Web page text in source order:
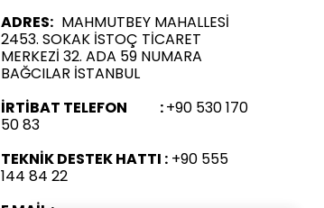
ADRES: MAHMUTBEY MAHALLESİ
2453. SOKAK İSTOÇ TİCARET
MERKEZİ 32. ADA 59 NUMARA
BAĞCILAR İSTANBUL
İRTİBAT TELEFON :+90 530 170
50 83
TEKNİK DESTEK HATTI : +90 555
144 84 22